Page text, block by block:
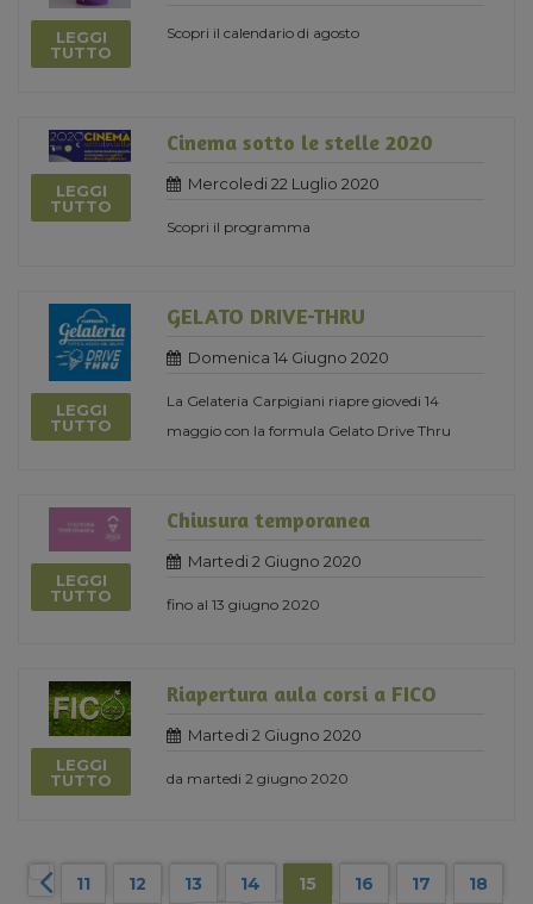
LEGGI
TUTTO
Scopri il calendario di agosto
LEGGI
TUTTO
Cinema sotto le stelle 2020
Mercoledi 22 Luglio 2020
Scopri il programma
LEGGI
TUTTO
GELATO DRIVE-THRU
Domenica 14 Giugno 2020
La Gelateria Carpigiani riapre giovedi 14
maggio con la formula Gelato Drive Thru
LEGGI
TUTTO
Chiusura temporanea
Martedi 2 Giugno 2020
fino al 13 giugno 2020
LEGGI
TUTTO
Riapertura aula corsi a FICO
Martedi 2 Giugno 2020
da martedi 2 giugno 2020
11 12 13 14 15 16 17
18